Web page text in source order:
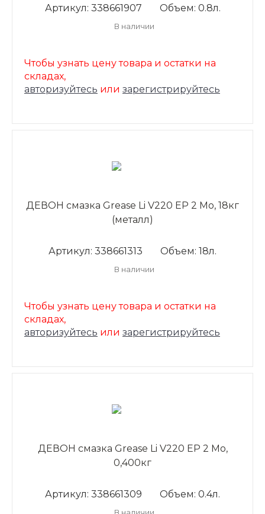
Артикул: 338661907 Объем: 0.8л.
В наличии
Чтобы узнать цену товара и остатки на
складах,
авторизуйтесь или зарегистрируйтесь
ДЕВОН смазка Grease Li V220 ЕР 2 Mo, 18кг
(металл)
Артикул: 338661313 Объем: 18л.
В наличии
Чтобы узнать цену товара и остатки на
складах,
авторизуйтесь или зарегистрируйтесь
ДЕВОН смазка Grease Li V220 ЕР 2 Mo,
0,400кг
Артикул: 338661309 Объем: 0.4л.